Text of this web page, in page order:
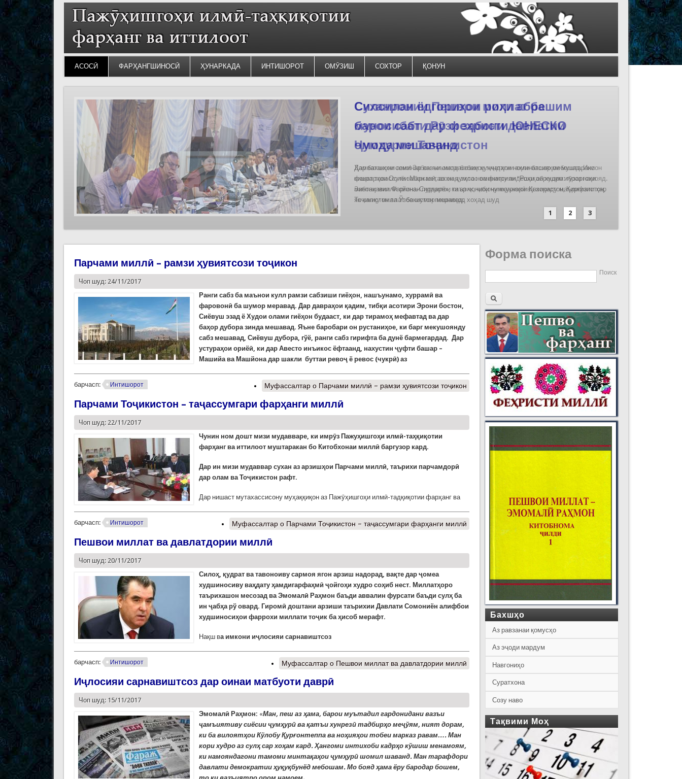
АСОСӢ ФАРҲАНГШИНОСӢ ҲУНАРКАДА ИНТИШОРОТ ОМӮЗИШ СОХТОР ҚОНУН
Силсилаи ёдгориҳои роҳи абрешим
барои сабт дар феҳристи ЮНЕСКО
омода мешаванд
Дар бахшҳои семинар вазъи омодасозии ҳуҷҷатҳои номинатсияҳои муштараки
кишварҳои Осиёи Марказӣ, аз он ҷумла номинатсияи “Роҳи абрешим: гузаргоҳи
минтақавии Фарғона-Сирдарё», ки аз ҷониби ҷумҳуриҳои Қазоқистон, Қирғизистон,
Тоҷикистон ва Ўзбекистон пешниҳод хоҳад шуд
1
2 3
Парчами миллӣ – рамзи ҳувиятсози тоҷикон
Чоп шуд: 24/11/2017
Ранги сабз ба маънои кулл рамзи сабзиши гиёҳон, нашъунамо, хуррамӣ ва
фаровонӣ ба шумор меравад. Дар давраҳои қадим, тибқи асотири Эрони бостон,
Сиёвуш эзад ё Худои олами гиёҳон будааст, ки дар тирамоҳ мефавтад ва дар
баҳор дубора зинда мешавад. Яъне баробари он рустаниҳое, ки барг мекушоянду
сабз мешавад, Сиёвуш дубора, гўё, ранги сабз гирифта ба дунё бармегардад. Дар
устураҳои ориёӣ, ки дар Авесто инъикос ёфтаанд, нахустин ҷуфти башар –
Машийа ва Машйона дар шакли буттаи ревоҷ ё ревос (чукрӣ) аз
барчасп: Интишорот Муфассалтар о Парчами миллӣ – рамзи ҳувиятсози тоҷикон
Парчами Тоҷикистон – таҷассумгари фарҳанги миллӣ
Чоп шуд: 22/11/2017
Чунин ном дошт мизи мудавваре, ки имрӯз Пажуҳишгоҳи илмӣ-таҳқиқотии
фарҳанг ва иттилоот муштаракан бо Китобхонаи миллӣ баргузор кард.
Дар ин мизи мудаввар сухан аз арзишҳои Парчами миллӣ, таърихи парчамдорӣ
дар олам ва Тоҷикистон рафт.
Дар нишаст мутахассисону муҳаққиқон аз Пажӯҳишгоҳи илмӣ-тадқиқотии фарҳанг ва
барчасп: Интишорот Муфассалтар о Парчами Тоҷикистон – таҷассумгари фарҳанги миллӣ
Пешвои миллат ва давлатдории миллӣ
Чоп шуд: 20/11/2017
Силоҳ, қудрат ва тавоноиву сармоя ягон арзиш надорад, вақте дар ҷомеа
худшиносиву ваҳдату ҳамдигарфаҳмӣ ҷойгоҳи худро соҳиб нест. Миллатҳоро
таърихашон месозад ва Эмомалӣ Раҳмон баъди аввалин фурсати баъди сулҳ ба
ин ҷабҳа рў овард. Гиромӣ доштани арзиши таърихии Давлати Сомониён алифбои
худшиносиҳои фаррохи миллати тоҷик ба ҳисоб мерафт.
Нақш ва имкони иҷлосияи сарнавиштсоз
барчасп: Интишорот Муфассалтар о Пешвои миллат ва давлатдории миллӣ
Иҷлосияи сарнавиштсоз дар оинаи матбуоти даврӣ
Чоп шуд: 15/11/2017
Эмомалӣ Раҳмон: «Ман, пеш аз ҳама, барои муътадил гардонидани вазъи
ҷамъиятиву сиёсии ҷумҳурӣ ва қатъи хунрезӣ тадбирҳо меҷўям, ният дорам,
ки ба вилоятҳои Кўлобу Қурғонтеппа ва ноҳияҳои тобеи марказ равам…. Ман
кори худро аз сулҳ сар хоҳам кард. Ҳангоми интихоби кадрҳо кўшиш менамоям,
ки намояндагони тамоми минтақаҳои ҷумҳурӣ шомил шаванд. Ман тарафдори
давлати демократии ҳуқуқбунёд мебошам. Мо бояд ҳама ёру бародар бошем,
Форма поиска
Поиск
Бахшҳо
Аз равзанаи қомусҳо
Аз эҷоди мардум
Навгониҳо
Суратхона
Созу наво
Тақвими Моҳ